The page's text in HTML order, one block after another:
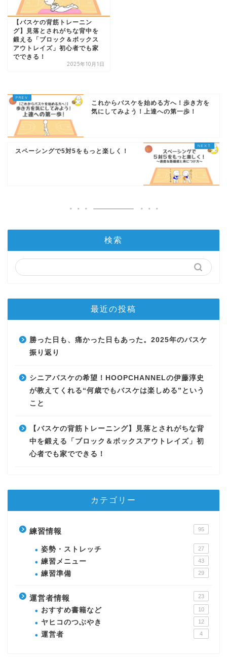
【バスケの背筋トレーニン
グ】見落とされがちな背中を
鍛える「ブロック＆ボックス
アウトレイズ」初心者でも家
でできる！
2025年10月1日
これからバスケを始める方へ！歩き方を
気にしてみよう！上達への第一歩！
スペーシングで5対5をもっと楽しく！
検索
最近の投稿
勝った日も、痛かった日もあった。2025年のバスケ
振り返り
シニアバスケの希望！HOOPCHANNELの伊藤淳史
が教えてくれる“何歳でもバスケは楽しめる”という
こと
【バスケの背筋トレーニング】見落とされがちな背
中を鍛える「ブロック＆ボックスアウトレイズ」初
心者でも家でできる！
カテゴリー
練習情報 95
姿勢・ストレッチ 27
練習メニュー 43
練習準備 29
運営者情報 23
おすすめ書籍など 10
ヤヒコのつぶやき 12
運営者 4